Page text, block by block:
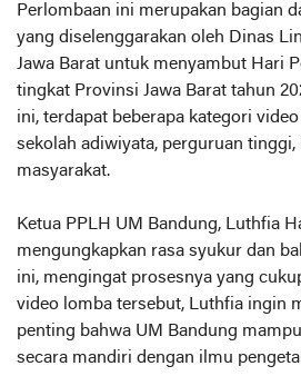
Perlombaan ini merupakan bagian
yang diselenggarakan oleh Dinas
Jawa Barat untuk menyambut Hari
tingkat Provinsi Jawa Barat tahun
ini, terdapat beberapa kategori
sekolah adiwiyata, perguruan
masyarakat.
Ketua PPLH UM Bandung, Luthfia
mengungkapkan rasa syukur dan
ini, mengingat prosesnya yang
video lomba tersebut, Luthfia ingin
penting bahwa UM Bandung
secara mandiri dengan ilmu